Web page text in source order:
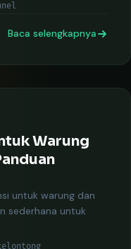
Baca selengkapnya
Warung
untuk warung dan
sederhana untuk